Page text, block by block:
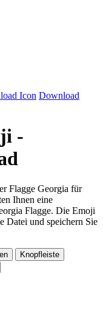
Icon Download
-
Flagge Georgia für
Ihnen eine
Flagge. Die Emoji
Datei und speichern Sie
Knopfleiste